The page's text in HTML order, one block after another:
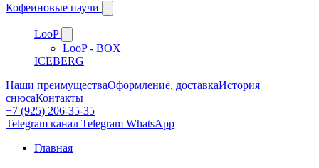
Кофеиновые паучи
LooP
LooP - BOX
ICEBERG
Наши преимуществаОформление, доставкаИстория
снюсаКонтакты
+7 (925) 206-35-35
Telegram канал Telegram WhatsApp
Главная